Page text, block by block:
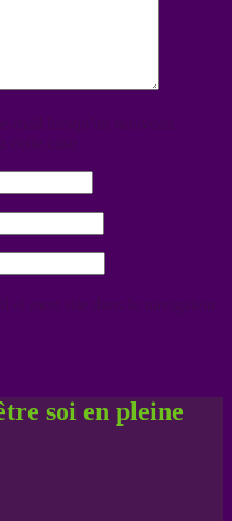
soi en pleine